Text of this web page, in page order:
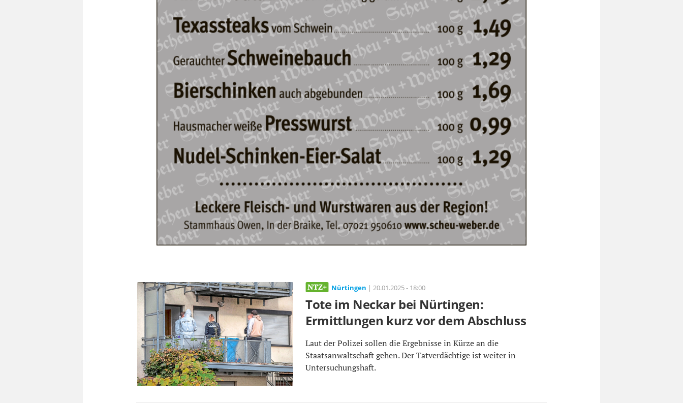
Nürtingen | 20.01.2025 - 18:00
Tote im Neckar bei Nürtingen:
Ermittlungen kurz vor dem Abschluss
Laut der Polizei sollen die Ergebnisse in Kürze an die
Staatsanwaltschaft gehen. Der Tatverdächtige ist weiter in
Untersuchungshaft.